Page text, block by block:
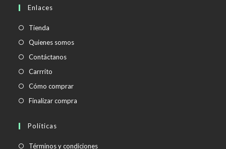
Enlaces
Tienda
Quienes somos
Contáctanos
Carrrito
Cómo comprar
Finalizar compra
Políticas
Términos y condicionesSe